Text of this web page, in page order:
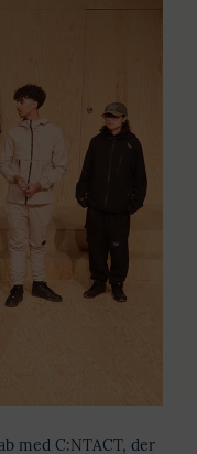
medC:NTACT, der